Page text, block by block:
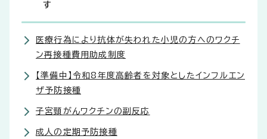
す
医療行為により抗体が失われた小児の方へのワクチ
ン再接種費用助成制度
【準備中】令和8年度高齢者を対象としたインフルエン
ザ予防接種
子宮頸がんワクチンの副反応
成人の定期予防接種